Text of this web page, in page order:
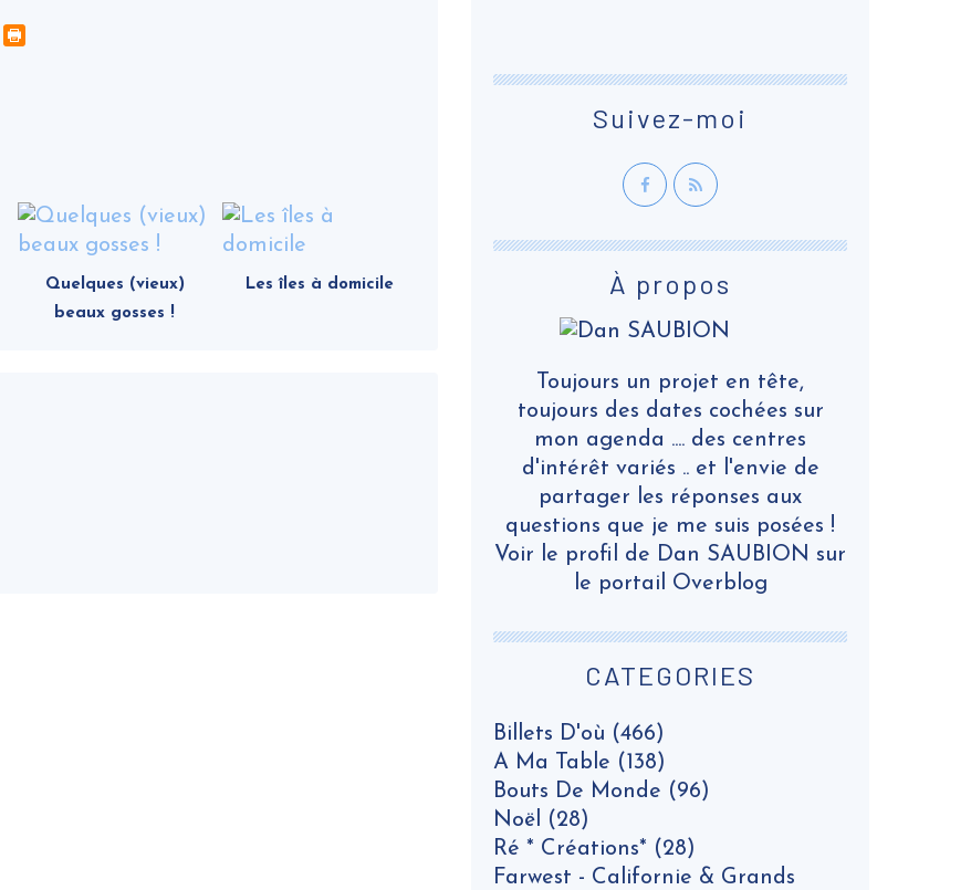
Quelques (vieux)
beaux gosses !
Les îles à domicile
CATEGORIES
Billets D'où (466)
A Ma Table (138)
Bouts De Monde (96)
Noël (28)
Ré * Créations* (28)
Farwest - Californie & Grands
Suivez-moi
À propos
Toujours un projet en tête,
toujours des dates cochées sur
mon agenda .... des centres
d'intérêt variés .. et l'envie de
partager les réponses aux
questions que je me suis posées !
Voir le profil de Dan SAUBION sur
le portail Overblog